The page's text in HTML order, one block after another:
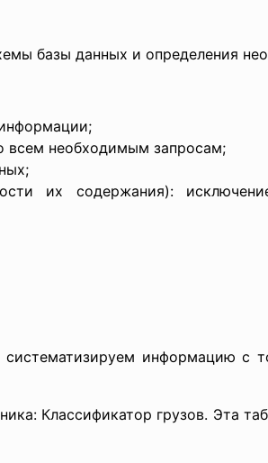
базы данных и определения
всем необходимым запросам;
их содержания):
информацию с
Классификатор грузов. Эта